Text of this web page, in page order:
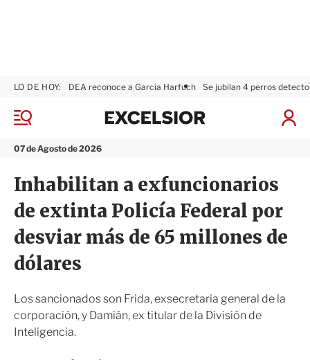
M
n
07 de Agosto de 2026
LO DE HOY: DEA reconoce a García Harfuch Se jubilan 4 perros
I
x
s
i
o
r
Inhabilitan a exfuncionarios
de extinta Policía Federal por
desviar más de 65 millones de
dólares
Los sancionados son Frida, exsecretaria general de la
corporación, y Damián, ex titular de la División de
Inteligencia.